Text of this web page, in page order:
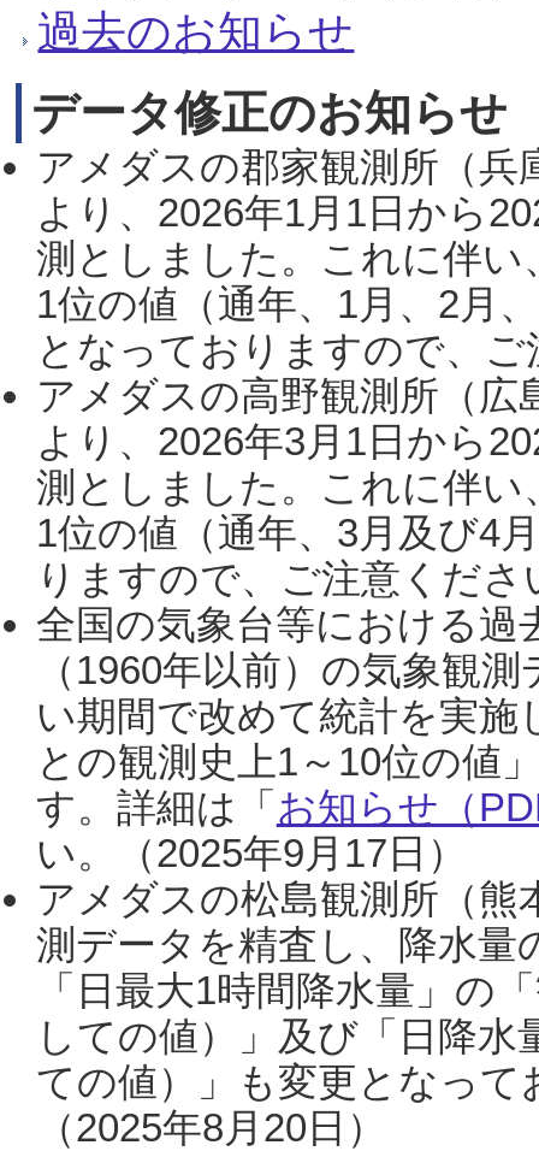
過去のお知らせ
データ修正のお知らせ
アメダスの郡家観測所（
より、2026年1月1日から
測としました。これに伴い
1位の値（通年、1月、2月
となっておりますので、
アメダスの高野観測所（
より、2026年3月1日から
測としました。これに伴い
1位の値（通年、3月及び4
りますので、ご注意くだ
全国の気象台等における過
（1960年以前）の気象観
い期間で改めて統計を実
との観測史上1～10位の値
す。詳細は「 お知らせ（
い。（2025年9月17日）
アメダスの松島観測所（熊
測データを精査し、降水
「日最大1時間降水量」の
しての値）」及び「日降
ての値）」も変更となっ
（2025年8月20日）